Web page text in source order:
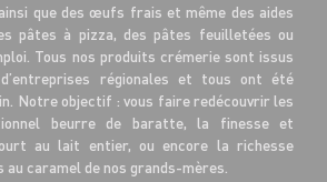
que des œufs frais et même des aides
pâtes à pizza, des pâtes feuilletées ou
Tous nos produits crémerie sont issus
régionales et tous ont été
Notre objectif : vous faire redécouvrir les
beurre de baratte, la finesse et
au lait entier, ou encore la richesse
caramel de nos grands-mères.